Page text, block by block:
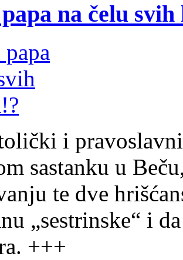
na čelu svih
i
sastanku u
te dve
„sestrinske“ i
+++